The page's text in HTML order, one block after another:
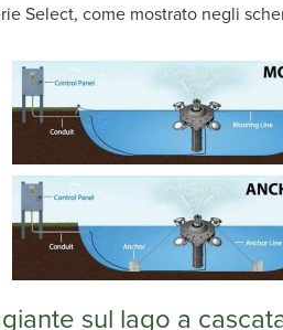
Select, come mostrato negli
sul lago a